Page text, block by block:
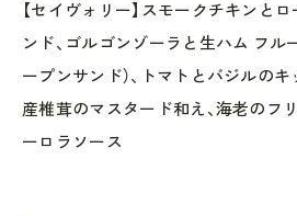
【セイヴォリー】スモークチキンと
ンド、ゴルゴンゾーラと生ハム フル
ープンサンド）、トマトとバジルの
産椎茸のマスタード和え、海老のフ
ーロラソース